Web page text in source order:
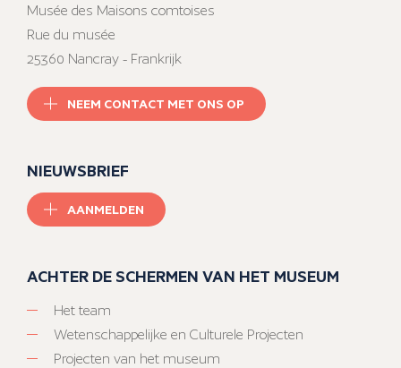
Musée des Maisons comtoises
Rue du musée
25360 Nancray - Frankrijk
NEEM CONTACT MET ONS OP
NIEUWSBRIEF
AANMELDEN
ACHTER DE SCHERMEN VAN HET MUSEUM
Het team
Wetenschappelijke en Culturele Projecten
Projecten van het museum